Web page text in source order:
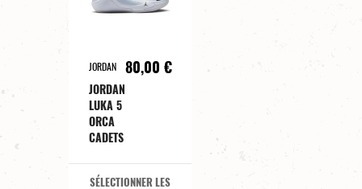
JORDAN
JORDAN
LUKA 5
ORCA
CADETS
80,00 €
SÉLECTIONNER LES